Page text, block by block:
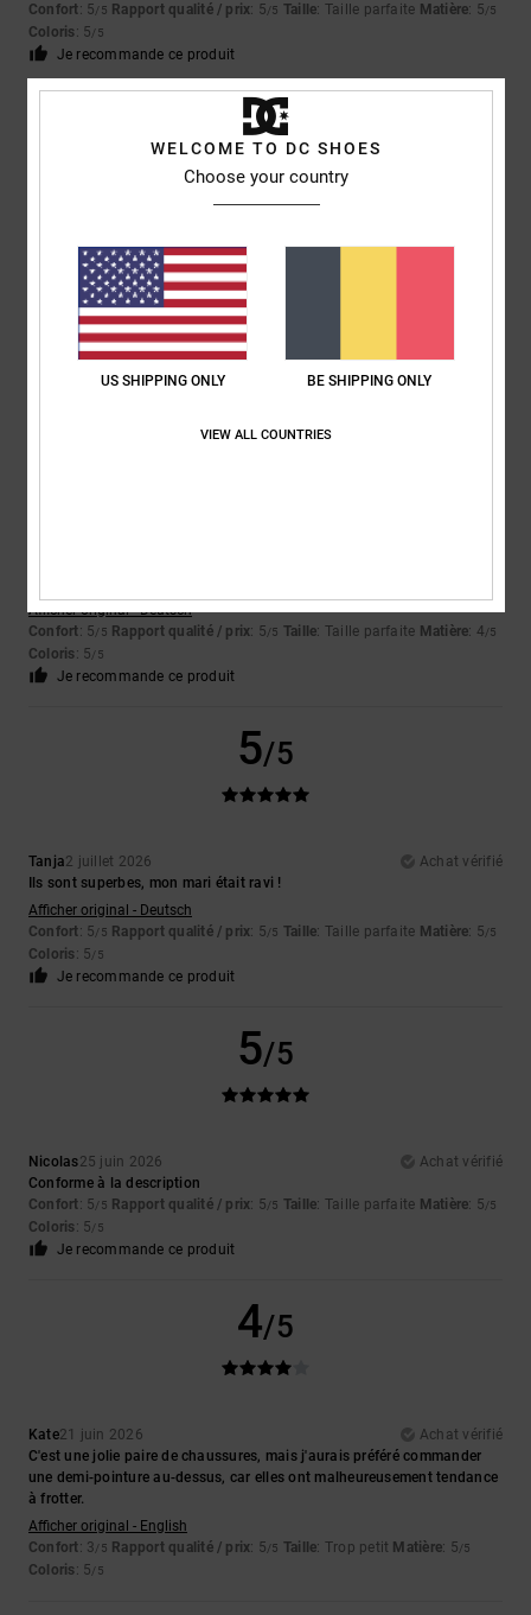
Confort: 5/5 Rapport qualité / prix: 5/5 Taille: Taille parfaite Matière: 5/5
Coloris: 5/5
Je recommande ce produit
5/5
Superbes chaussures
Afficher original - English
Confort: 5/5 Rapport qualité / prix
: 5/5
Je recommande ce produit
5/5
Afficher original - Deutsch
Confort: 5/5 Rapport qualité / prix: 5/5 Taille: Taille parfaite Matière: 4/5
Coloris: 5/5
Je recommande ce produit
5/5
Tanja2 juillet 2026
Achat vérifié
Ils sont superbes, mon mari était ravi !
Afficher original - Deutsch
Confort: 5/5 Rapport qualité / prix: 5/5 Taille: Taille parfaite Matière: 5/5
Coloris: 5/5
Je recommande ce produit
5/5
Nicolas25 juin 2026
Achat vérifié
Conforme à la description
Confort: 5/5 Rapport qualité / prix: 5/5 Taille: Taille parfaite Matière: 5/5
Coloris: 5/5
Je recommande ce produit
4/5
Kate21 juin 2026
Achat vérifié
C'est une jolie paire de chaussures, mais j'aurais préféré commander
une demi-pointure au-dessus, car elles ont malheureusement tendance
à frotter.
Afficher original - English
Confort: 3/5 Rapport qualité / prix: 5/5 Taille: Trop petit Matière: 5/5
Coloris: 5/5
WELCOME TO DC SHOES
Choose your country
US SHIPPING ONLY BE SHIPPING ONLY
VIEW ALL COUNTRIES